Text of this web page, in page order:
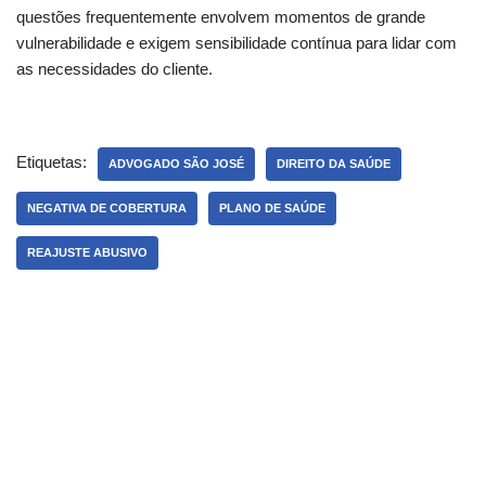
questões frequentemente envolvem momentos de grande
vulnerabilidade e exigem sensibilidade contínua para lidar com
as necessidades do cliente.
Etiquetas: ADVOGADO SÃO JOSÉ DIREITO DA SAÚDE
NEGATIVA DE COBERTURA PLANO DE SAÚDE
REAJUSTE ABUSIVO